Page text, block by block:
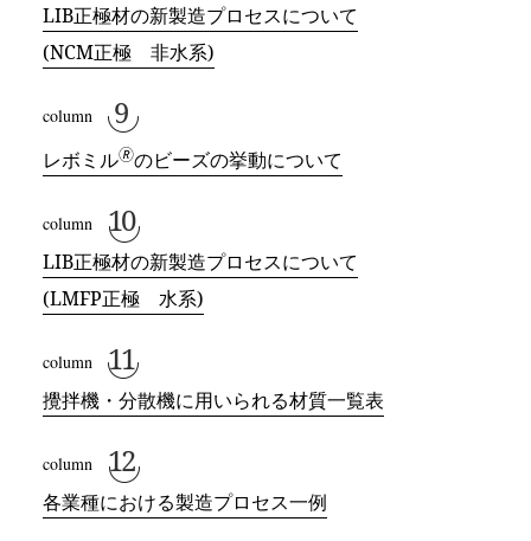
LIB正極材の新製造プロセスについて
(NCM正極 非水系)
レボミル🄬のビーズの挙動について
LIB正極材の新製造プロセスについて
(LMFP正極 水系)
攪拌機・分散機に用いられる材質一覧表
各業種における製造プロセス一例